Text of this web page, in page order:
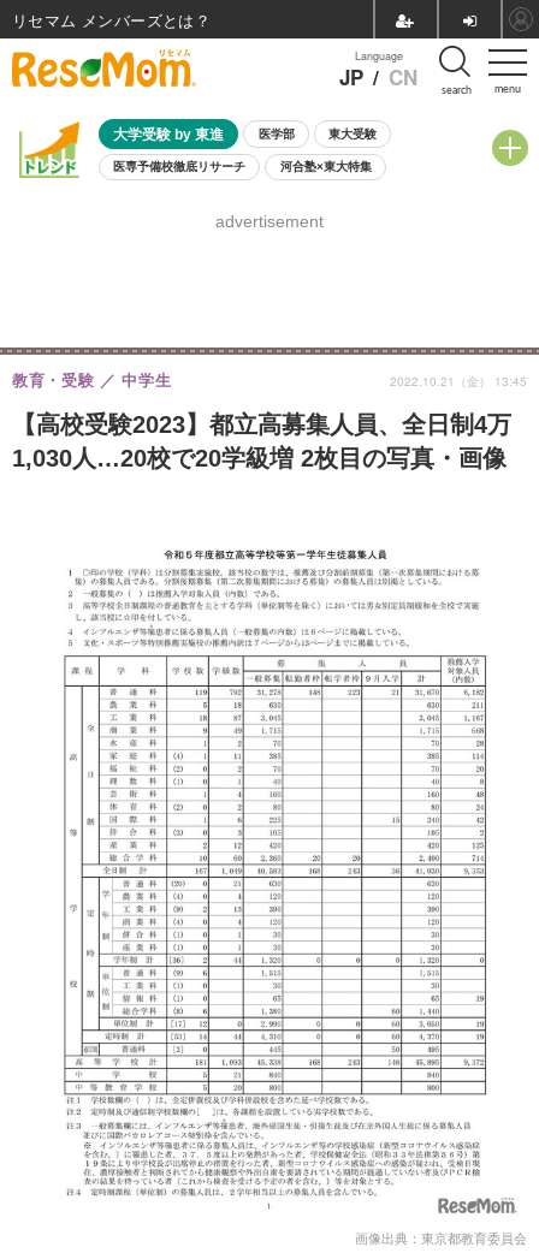
menu
Language
JP / CN search
大学受験 by 東進 医学部 東大受験
医専予備校徹底リサーチ 河合塾×東大特集
8月開催学校説明会・相談会
advertisement
【高校受験2023】都立高募集人員、全日制4万
1,030人…20校で20学級増 2枚目の写真・画像
教育・受験 中学生 2022.10.21（金） 13:45
画像出典：東京都教育委員会
リセマム メンバーズ